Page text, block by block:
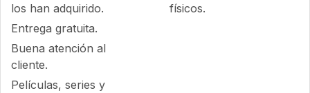
los han adquirido.
Entrega gratuita.
Buena atención al
cliente.
Películas, series y
físicos.